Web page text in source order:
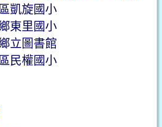
凱旋國小
東里國小
立圖書館
民權國小